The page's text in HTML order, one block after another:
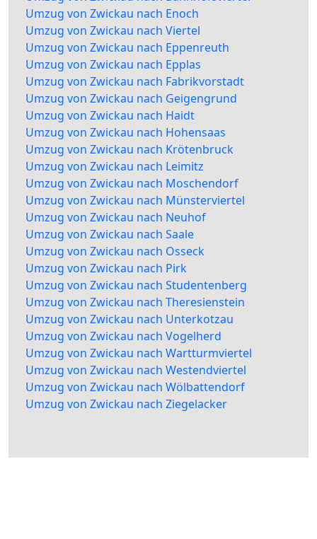
Umzug von Zwickau nach Enoch
Umzug von Zwickau nach Viertel
Umzug von Zwickau nach Eppenreuth
Umzug von Zwickau nach Epplas
Umzug von Zwickau nach Fabrikvorstadt
Umzug von Zwickau nach Geigengrund
Umzug von Zwickau nach Haidt
Umzug von Zwickau nach Hohensaas
Umzug von Zwickau nach Krötenbruck
Umzug von Zwickau nach Leimitz
Umzug von Zwickau nach Moschendorf
Umzug von Zwickau nach Münsterviertel
Umzug von Zwickau nach Neuhof
Umzug von Zwickau nach Saale
Umzug von Zwickau nach Osseck
Umzug von Zwickau nach Pirk
Umzug von Zwickau nach Studentenberg
Umzug von Zwickau nach Theresienstein
Umzug von Zwickau nach Unterkotzau
Umzug von Zwickau nach Vogelherd
Umzug von Zwickau nach Wartturmviertel
Umzug von Zwickau nach Westendviertel
Umzug von Zwickau nach Wölbattendorf
Umzug von Zwickau nach Ziegelacker